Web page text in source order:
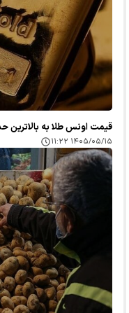
قیمت اونس طلا به بالاترین حد خود در ۷
۱۴۰۵/۰۵/۱۵ ۱۱:۲۲